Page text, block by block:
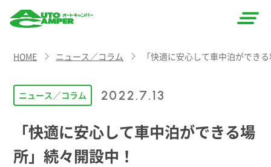
CAMPER
（オート
キャン
パー）
HOME ニュース／コラム 「快適に安心して車中泊ができ
ニュース／コラム 2022.7.13
「快適に安心して車中泊ができる場
所」続々開設中！